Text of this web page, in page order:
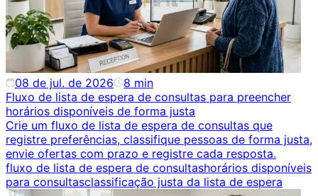
08 de jul. de 2026 8 min
Fluxo de lista de espera de consultas para preencher
horários disponíveis de forma justa
Crie um fluxo de lista de espera de consultas que
registre preferências, classifique pessoas de forma justa,
envie ofertas com prazo e registre cada resposta.
fluxo de lista de espera de consultashorários disponíveis
para consultasclassificação justa da lista de espera